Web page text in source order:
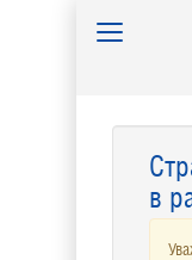
Toggle
в